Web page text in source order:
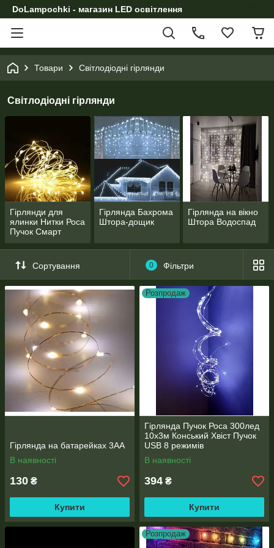
DoLampochki - магазин LED освітлення
Товари Світлодіодні гірлянди
Світлодіодні гірлянди
Гірлянди для
ялинки Нитки Роса
Пучок Смарт
Гірлянда Бахрома
Штора-дощик
Гірлянда на вікно
Штора Водоспад
Сортування 0 Фільтри
Гірлянда на батарейках 3АА
В наявності
130 ₴
Купити
Розпродаж
Гірлянда Пучок Роса 300лед
10х3м Конський Хвіст Пучок
USB 8 режимів
В наявності
394 ₴
Купити
Розпродаж